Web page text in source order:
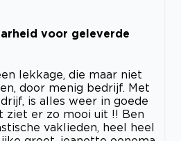
voor geleverde
lekkage, die maar niet
door menig bedrijf. Met
is alles weer in goede
ziet er zo mooi uit !! Ben
vaklieden, heel heel